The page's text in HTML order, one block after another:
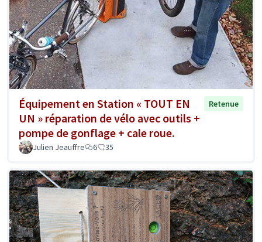
Équipement en Station « TOUT EN
UN » réparation de vélo avec outils +
pompe de gonflage + cale roue.
Retenue
Julien Jeauffre 6 35